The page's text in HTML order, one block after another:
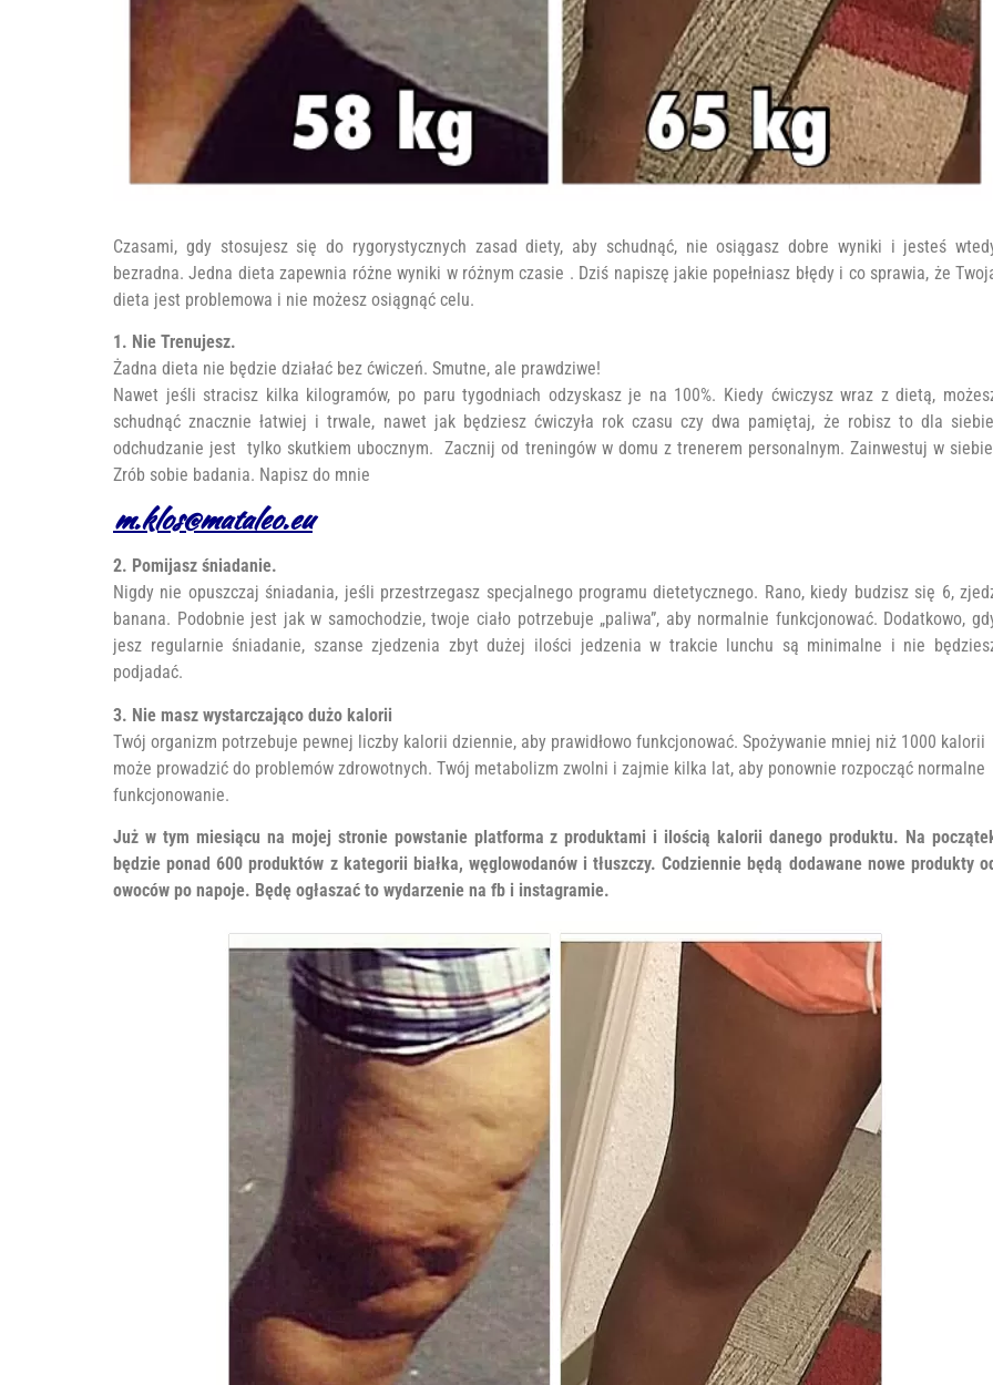
Czasami, gdy stosujesz się do rygorystycznych zasad diety, aby schudnąć, nie osiągasz dobre wyniki i jesteś
bezradna. Jedna dieta zapewnia różne wyniki w różnym czasie . Dziś napiszę jakie popełniasz błędy i co sprawia, że
dieta jest problemowa i nie możesz osiągnąć celu.
1. Nie Trenujesz.
Żadna dieta nie będzie działać bez ćwiczeń. Smutne, ale prawdziwe!
Nawet jeśli stracisz kilka kilogramów, po paru tygodniach odzyskasz je na 100%. Kiedy ćwiczysz wraz z dietą,
schudnąć znacznie łatwiej i trwale, nawet jak będziesz ćwiczyła rok czasu czy dwa pamiętaj, że robisz to dla
odchudzanie jest tylko skutkiem ubocznym. Zacznij od treningów w domu z trenerem personalnym. Zainwestuj w
Zrób sobie badania. Napisz do mnie
m.klos@mataleo.eu
2. Pomijasz śniadanie.
Nigdy nie opuszczaj śniadania, jeśli przestrzegasz specjalnego programu dietetycznego. Rano, kiedy budzisz się 6,
banana. Podobnie jest jak w samochodzie, twoje ciało potrzebuje „paliwa”, aby normalnie funkcjonować. Dodatkowo,
jesz regularnie śniadanie, szanse zjedzenia zbyt dużej ilości jedzenia w trakcie lunchu są minimalne i nie
podjadać.
3. Nie masz wystarczająco dużo kalorii
Twój organizm potrzebuje pewnej liczby kalorii dziennie, aby prawidłowo funkcjonować. Spożywanie mniej niż 1000 kalorii
może prowadzić do problemów zdrowotnych. Twój metabolizm zwolni i zajmie kilka lat, aby ponownie rozpocząć normalne
funkcjonowanie.
Już w tym miesiącu na mojej stronie powstanie platforma z produktami i ilością kalorii danego produktu. Na
będzie ponad 600 produktów z kategorii białka, węglowodanów i tłuszczy. Codziennie będą dodawane nowe produkty
owoców po napoje. Będę ogłaszać to wydarzenie na fb i instagramie.